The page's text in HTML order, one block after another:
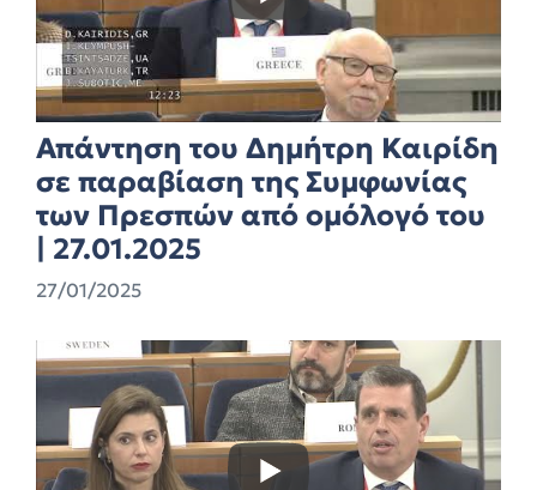
Απάντηση του Δημήτρη Καιρίδη
σε παραβίαση της Συμφωνίας
των Πρεσπών από ομόλογό του
| 27.01.2025
27/01/2025